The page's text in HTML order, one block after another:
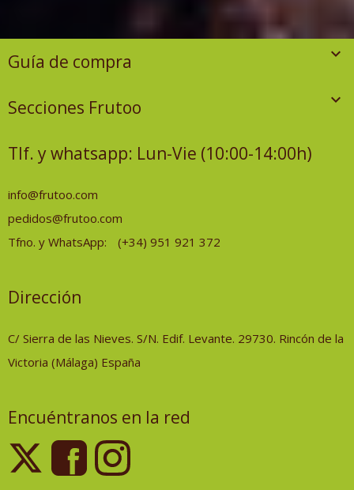
Guía de compra 
Secciones Frutoo 
Tlf. y whatsapp: Lun-Vie (10:00-14:00h)
info@frutoo.com
pedidos@frutoo.com
Tfno. y WhatsApp:
(+34) 951 921 372
Dirección
C/ Sierra de las Nieves. S/N. Edif. Levante. 29730. Rincón de la
Victoria (Málaga) España
Encuéntranos en la red